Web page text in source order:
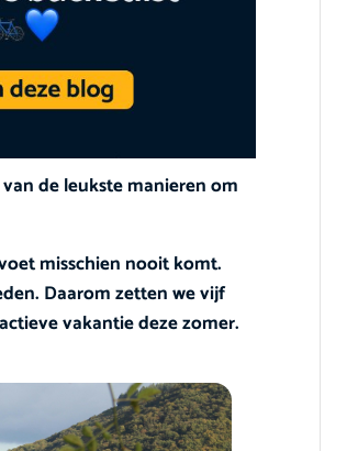
de leukste manieren om
misschien nooit komt.
Daarom zetten we vijf
vakantie deze zomer.